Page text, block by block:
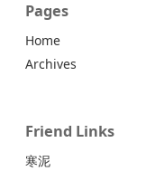
Pages
Home
Archives
Friend Links
寒泥